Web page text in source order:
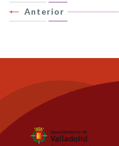
Anterior